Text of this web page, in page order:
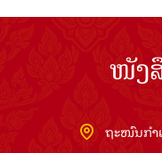
ໜັງ
ຖະໜົນກຳ